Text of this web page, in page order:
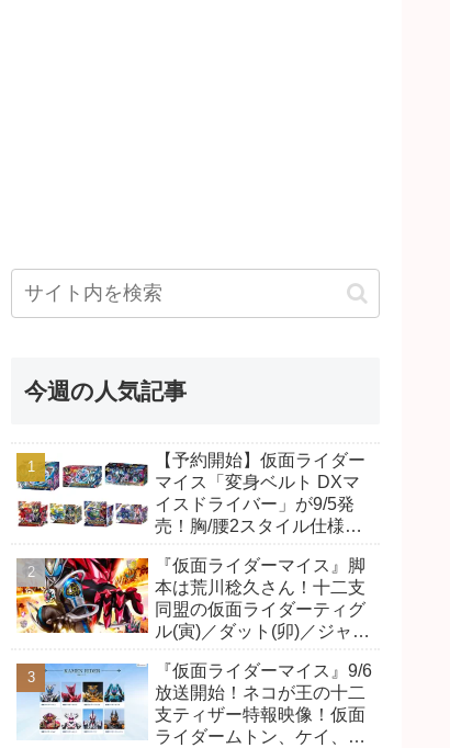
今週の人気記事
【予約開始】仮面ライダー
マイス「変身ベルト DXマ
イスドライバー」が9/5発
売！胸/腰2スタイル仕様！
ッシュ、ジャオ/バイト、ケ
イ/ショットボーンバックル
も！
『仮面ライダーマイス』脚
本は荒川稔久さん！十二支
同盟の仮面ライダーティグ
ル(寅)／ダット(卯)／ジャオ
尾達臣のキャストが発表！
トリガーのアキト金子隼也
さんも変身！
『仮面ライダーマイス』9/6
放送開始！ネコが王の十二
支ティザー特報映像！仮面
ライダームトン、ケイ、ヴ